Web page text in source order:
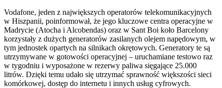
Vodafone, jeden z największych operatorów telekomunikacyjnych
w Hiszpanii, poinformował, że jego kluczowe centra operacyjne w
Madrycie (Atocha i Alcobendas) oraz w Sant Boi koło Barcelony
korzystały z dużych generatorów zasilanych olejem napędowym, w
tym jednostek opartych na silnikach okrętowych. Generatory te są
utrzymywane w gotowości operacyjnej – uruchamiane testowo raz
w tygodniu i wyposażone w rezerwy paliwa sięgające 25.000
litrów. Dzięki temu udało się utrzymać sprawność większości sieci
komórkowej, dostęp do internetu i innych usług cyfrowych.